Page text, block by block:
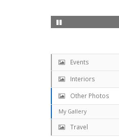
Events
Interiors
Other Photos
My Gallery
Travel